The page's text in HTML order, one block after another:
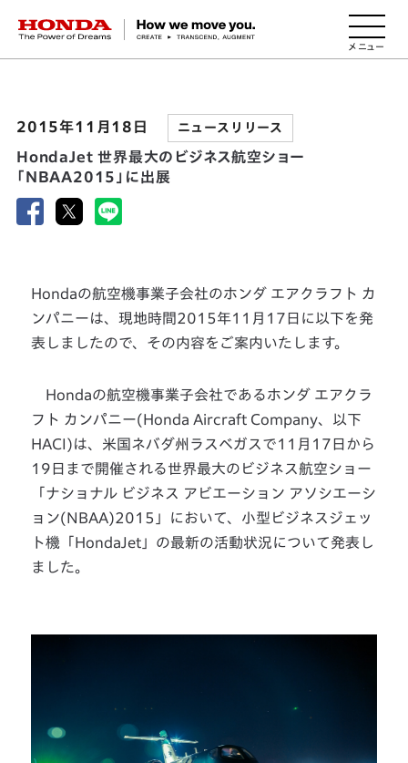
HONDA The Power of Dreams
2015年11月18日 ニュースリリース
HondaJet 世界最大のビジネス航空ショー
「NBAA2015」に出展
Hondaの航空機事業子会社のホンダ エアクラフト カ
ンパニーは、現地時間2015年11月17日に以下を発
表しましたので、その内容をご案内いたします。
Hondaの航空機事業子会社であるホンダ エアクラ
フト カンパニー(Honda Aircraft Company、以下
HACI)は、米国ネバダ州ラスベガスで11月17日から
19日まで開催される世界最大のビジネス航空ショー
「ナショナル ビジネス アビエーション アソシエーシ
ョン(NBAA)2015」において、小型ビジネスジェッ
ト機「HondaJet」の最新の活動状況について発表し
ました。